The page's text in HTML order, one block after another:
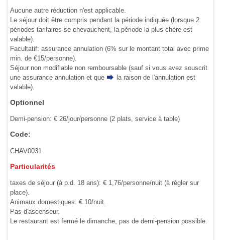
Aucune autre réduction n'est applicable.
Le séjour doit être compris pendant la période indiquée (lorsque 2
périodes tarifaires se chevauchent, la période la plus chère est
valable).
Facultatif: assurance annulation (6% sur le montant total avec prime
min. de €15/personne).
Séjour non modifiable non remboursable (sauf si vous avez souscrit
une assurance annulation et que
la raison de l'annulation est
valable).
Optionnel
Demi-pension: € 26/jour/personne (2 plats, service à table)
Code:
CHAV0031
Particularités
taxes de séjour (à p.d. 18 ans): € 1,76/personne/nuit (à régler sur
place).
Animaux domestiques: € 10/nuit.
Pas d'ascenseur.
Le restaurant est fermé le dimanche, pas de demi-pension possible.